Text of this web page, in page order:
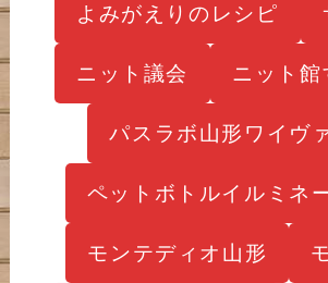
よみがえりのレシピ
ニット議会 ニット館
パスラボ山形ワイヴ
ペットボトルイルミネ
モンテディオ山形